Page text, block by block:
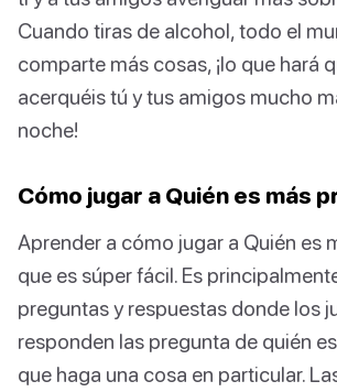
Cuando tiras de alcohol, todo el
comparte más cosas, ¡lo que hará
acerquéis tú y tus amigos mucho
noche!
Cómo jugar a Quién es más
Aprender a cómo jugar a Quién es
que es súper fácil. Es
preguntas y respuestas donde los
responden las pregunta de quién
que haga una cosa en particular.